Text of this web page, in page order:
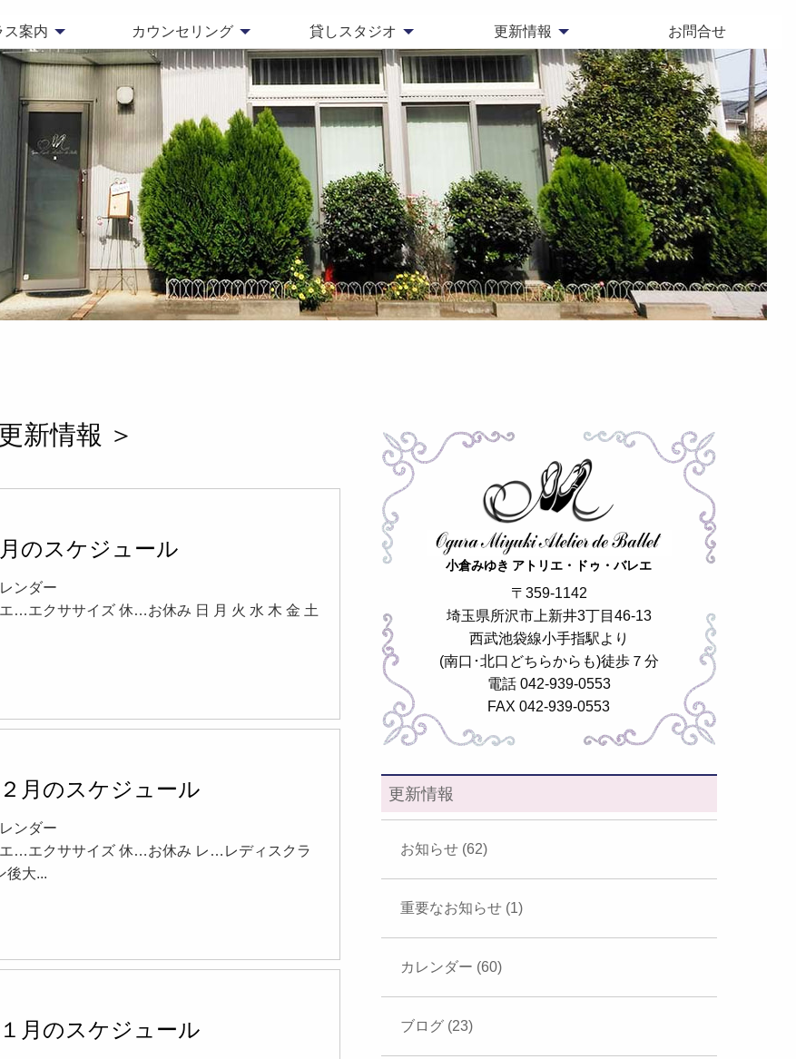
ス案内 カウンセリング 貸しスタジオ 更新情報 お問合せ
新情報 ＞
のスケジュール
ンダー
…エクササイズ 休…お休み 日 月 火 水 木 金 土
月のスケジュール
ンダー
…エクササイズ 休…お休み レ…レディスクラ
後大...
月のスケジュール
小倉みゆき アトリエ・ドゥ・バレエ
〒359-1142
埼玉県所沢市上新井3丁目46-13
西武池袋線小手指駅より
(南口･北口どちらからも)徒歩７分
電話 042-939-0553
FAX 042-939-0553
更新情報
お知らせ (62)
重要なお知らせ (1)
カレンダー (60)
ブログ (23)